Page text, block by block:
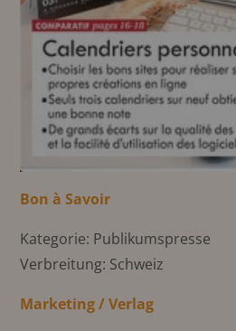
Bon à Savoir
Kategorie: Publikumspresse
Verbreitung: Schweiz
Marketing / Verlag